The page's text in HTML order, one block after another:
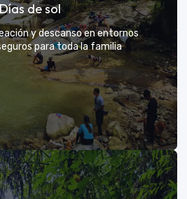
y descubre nuevos senderos
VER MÁS
Días de sol
y descanso en entornos
para toda la familia